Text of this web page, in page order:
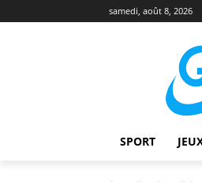
samedi, août 8, 2026
SPORT